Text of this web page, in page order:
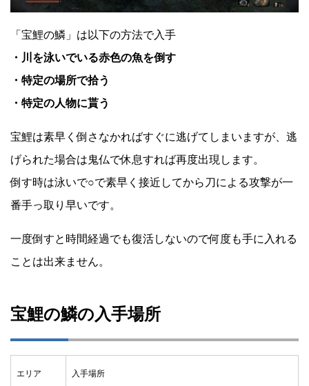
「宝鯉の鱗」は以下の方法で入手
・川を泳いでいる赤色の魚を倒す
・特定の場所で拾う
・特定の人物に貰う
宝鯉は素早く倒さなかればすぐに逃げてしまいますが、逃
げられた場合は鬼仏で休息すれば再度出現します。
倒す時は泳いで○で素早く接近してから刀による攻撃が一
番手っ取り早いです。
一度倒すと時間経過でも復活しないので何度も手に入れる
ことは出来ません。
宝鯉の鱗の入手場所
エリア 入手場所